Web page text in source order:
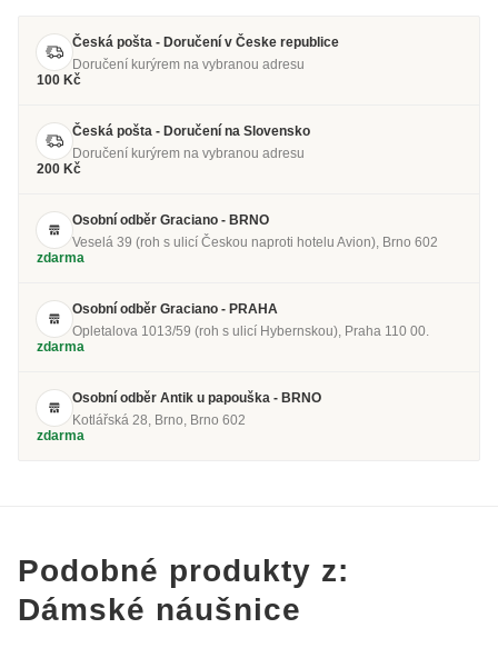
Česká pošta - Doručení v Česke republice
Doručení kurýrem na vybranou adresu
100 Kč
Česká pošta - Doručení na Slovensko
Doručení kurýrem na vybranou adresu
200 Kč
Osobní odběr Graciano - BRNO
Veselá 39 (roh s ulicí Českou naproti hotelu Avion), Brno 602
zdarma
Osobní odběr Graciano - PRAHA
Opletalova 1013/59 (roh s ulicí Hybernskou), Praha 110 00.
zdarma
Osobní odběr Antik u papouška - BRNO
Kotlářská 28, Brno, Brno 602
zdarma
Podobné produkty z:
Dámské náušnice